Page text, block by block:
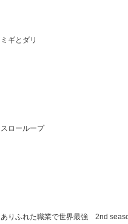
ミギとダリ
スローループ
ありふれた職業で世界最強 2nd